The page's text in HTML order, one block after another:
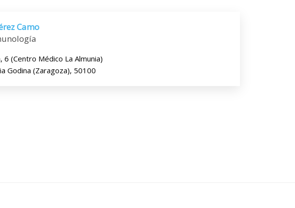
Camo
6 (Centro Médico La Almunia)
Godina (Zaragoza), 50100